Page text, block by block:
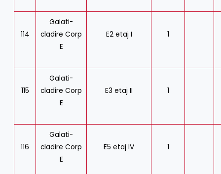
114
Galati-
cladire Corp
E
E2 etaj I 1
115
Galati-
cladire Corp
E
E3 etaj II 1
116
Galati-
cladire Corp
E
E5 etaj IV 1